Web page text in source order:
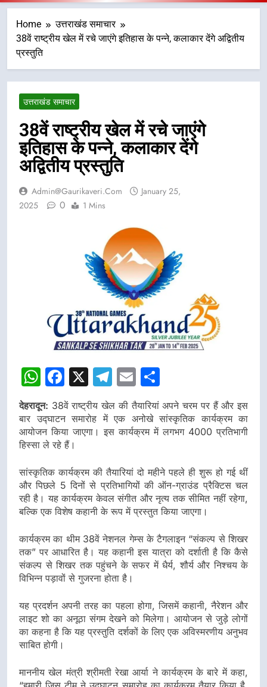
Home
उत्तराखंड समाचार
38वें राष्ट्रीय खेल में रचे जाएंगे इतिहास के पन्ने, कलाकार देंगे अद्वितीय
प्रस्तुति
उत्तराखंड समाचार
38वें राष्ट्रीय खेल में रचे जाएंगे
इतिहास के पन्ने, कलाकार देंगे
अद्वितीय प्रस्तुति
Admin@gaurikaveri.com
January 25,
2025
0 1 Mins
WhatsApp
Facebook
X Telegram
Email
देहरादून: 38वें राष्ट्रीय खेल की तैयारियां अपने चरम पर हैं और इस
बार उद्घाटन समारोह में एक अनोखे सांस्कृतिक कार्यक्रम का
आयोजन किया जाएगा। इस कार्यक्रम में लगभग 4000 प्रतिभागी
हिस्सा ले रहे हैं।
सांस्कृतिक कार्यक्रम की तैयारियां दो महीने पहले ही शुरू हो गई थीं
और पिछले 5 दिनों से प्रतिभागियों की ऑन-ग्राउंड प्रैक्टिस चल
रही है। यह कार्यक्रम केवल संगीत और नृत्य तक सीमित नहीं रहेगा,
बल्कि एक विशेष कहानी के रूप में प्रस्तुत किया जाएगा।
कार्यक्रम का थीम 38वें नेशनल गेम्स के टैगलाइन “संकल्प से शिखर
तक” पर आधारित है। यह कहानी इस यात्रा को दर्शाती है कि कैसे
संकल्प से शिखर तक पहुंचने के सफर में धैर्य, शौर्य और निश्चय के
विभिन्न पड़ावों से गुजरना होता है।
यह प्रदर्शन अपनी तरह का पहला होगा, जिसमें कहानी, नैरेशन और
लाइट शो का अनूठा संगम देखने को मिलेगा। आयोजन से जुड़े लोगों
का कहना है कि यह प्रस्तुति दर्शकों के लिए एक अविस्मरणीय अनुभव
साबित होगी।
माननीय खेल मंत्री श्रीमती रेखा आर्या ने कार्यक्रम के बारे में कहा,